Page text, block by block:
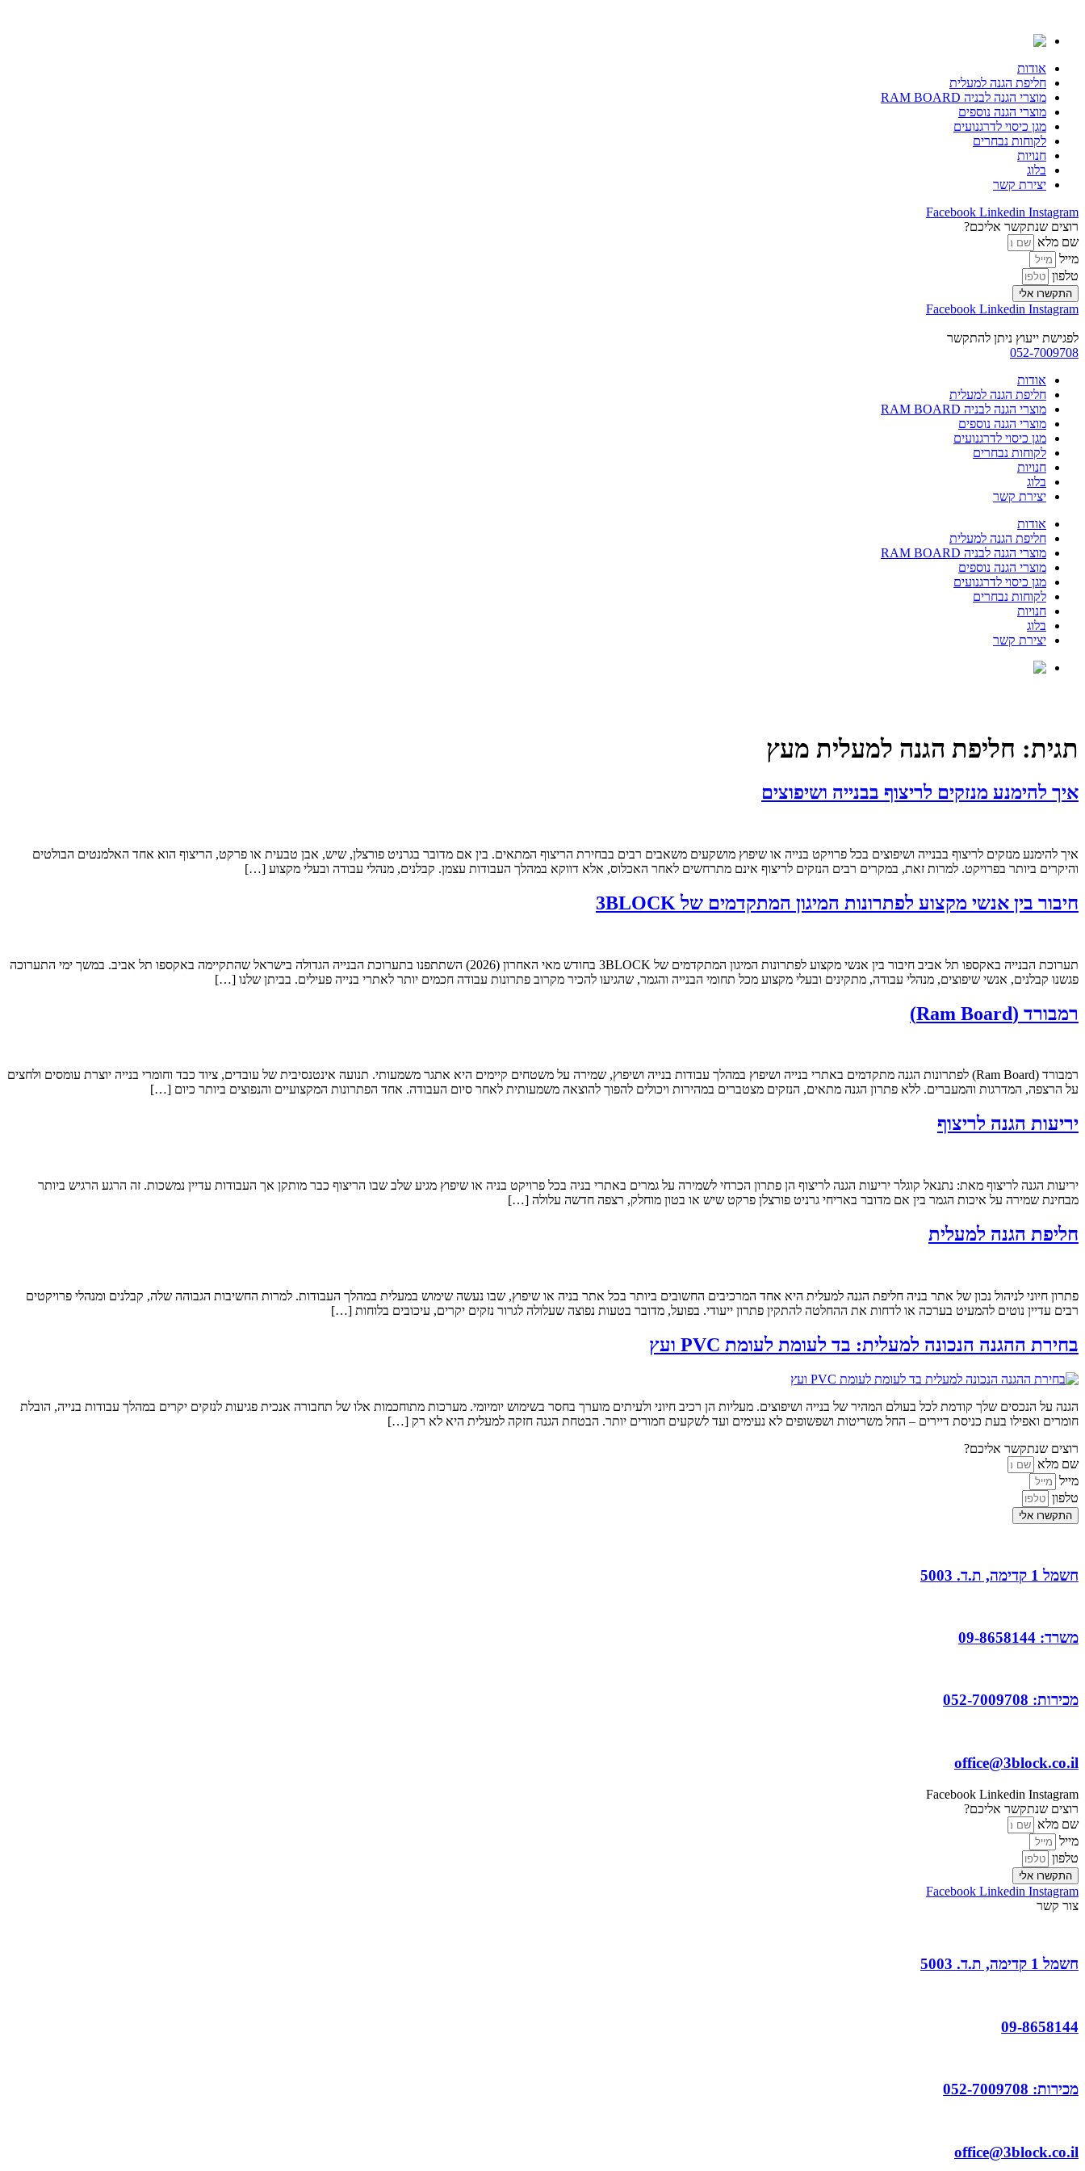
אודות
חליפת הגנה למעלית
מוצרי הגנה לבניה RAM BOARD
מוצרי הגנה נוספים
מגן כיסוי לדרגנועים
לקוחות נבחרים
חנויות
בלוג
יצירת קשר
Facebook Linkedin Instagram
רוצים שנתקשר אליכם?
שם מלא
מייל
טלפון
התקשרו אלי
Facebook Linkedin Instagram
לפגישת ייעוץ ניתן להתקשר
052-7009708
אודות
חליפת הגנה למעלית
מוצרי הגנה לבניה RAM BOARD
מוצרי הגנה נוספים
מגן כיסוי לדרגנועים
לקוחות נבחרים
חנויות
בלוג
יצירת קשר
אודות
חליפת הגנה למעלית
מוצרי הגנה לבניה RAM BOARD
מוצרי הגנה נוספים
מגן כיסוי לדרגנועים
לקוחות נבחרים
חנויות
בלוג
יצירת קשר
תגית: חליפת הגנה למעלית מעץ
איך להימנע מנזקים לריצוף בבנייה ושיפוצים
איך להימנע מנזקים לריצוף בבנייה ושיפוצים בכל פרויקט בנייה או שיפוץ מושקעים משאבים רבים בבחירת הריצוף המתאים. בין אם מדובר בגרניט פורצלן, שיש, אבן טבעית או פרקט, הריצוף הוא אחד האלמנטים הבולטים
והיקרים ביותר בפרויקט. למרות זאת, במקרים רבים הנזקים לריצוף אינם מתרחשים לאחר האכלוס, אלא דווקא במהלך העבודות עצמן. קבלנים, מנהלי עבודה ובעלי מקצוע […]
חיבור בין אנשי מקצוע לפתרונות המיגון המתקדמים של 3BLOCK
תערוכת הבנייה באקספו תל אביב חיבור בין אנשי מקצוע לפתרונות המיגון המתקדמים של 3BLOCK בחודש מאי האחרון (2026) השתתפנו בתערוכת הבנייה הגדולה בישראל שהתקיימה באקספו תל אביב. במשך ימי התערוכה
פגשנו קבלנים, אנשי שיפוצים, מנהלי עבודה, מתקינים ובעלי מקצוע מכל תחומי הבנייה והגמר, שהגיעו להכיר מקרוב פתרונות עבודה חכמים יותר לאתרי בנייה פעילים. בביתן שלנו […]
רמבורד (Ram Board)
רמבורד (Ram Board) לפתרונות הגנה מתקדמים באתרי בנייה ושיפוץ במהלך עבודות בנייה ושיפוץ, שמירה על משטחים קיימים היא אתגר משמעותי. תנועה אינטנסיבית של עובדים, ציוד כבד וחומרי בנייה יוצרת עומסים ולחצים
על הרצפה, המדרגות והמעברים. ללא פתרון הגנה מתאים, הנזקים מצטברים במהירות ויכולים להפוך להוצאה משמעותית לאחר סיום העבודה. אחד הפתרונות המקצועיים והנפוצים ביותר כיום […]
יריעות הגנה לריצוף
יריעות הגנה לריצוף מאת: נתנאל קוגלר יריעות הגנה לריצוף הן פתרון הכרחי לשמירה על גמרים באתרי בניה בכל פרויקט בניה או שיפוץ מגיע שלב שבו הריצוף כבר מותקן אך העבודות עדיין נמשכות. זה הרגע הרגיש ביותר
מבחינת שמירה על איכות הגמר בין אם מדובר באריחי גרניט פורצלן פרקט שיש או בטון מוחלק, רצפה חדשה עלולה […]
חליפת הגנה למעלית
פתרון חיוני לניהול נכון של אתר בניה חליפת הגנה למעלית היא אחד המרכיבים החשובים ביותר בכל אתר בניה או שיפוץ, שבו נעשה שימוש במעלית במהלך העבודות. למרות החשיבות הגבוהה שלה, קבלנים ומנהלי פרויקטים
רבים עדיין נוטים להמעיט בערכה או לדחות את ההחלטה להתקין פתרון ייעודי. בפועל, מדובר בטעות נפוצה שעלולה לגרור נזקים יקרים, עיכובים בלוחות […]
בחירת ההגנה הנכונה למעלית: בד לעומת לעומת PVC ועץ
הגנה על הנכסים שלך קודמת לכל בעולם המהיר של בנייה ושיפוצים. מעליות הן רכיב חיוני ולעיתים מוערך בחסר בשימוש יומיומי. מערכות מתוחכמות אלו של תחבורה אנכית פגיעות לנזקים יקרים במהלך עבודות בנייה, הובלת
חומרים ואפילו בעת כניסת דיירים – החל משריטות ושפשופים לא נעימים ועד לשקעים חמורים יותר. הבטחת הגנה חזקה למעלית היא לא רק […]
רוצים שנתקשר אליכם?
שם מלא
מייל
טלפון
התקשרו אלי
חשמל 1 קדימה, ת.ד. 5003
משרד: 09-8658144
מכירות: 052-7009708
office@3block.co.il
Facebook Linkedin Instagram
רוצים שנתקשר אליכם?
שם מלא
מייל
טלפון
התקשרו אלי
Facebook Linkedin Instagram
צור קשר
חשמל 1 קדימה, ת.ד. 5003
09-8658144
מכירות: 052-7009708
office@3block.co.il